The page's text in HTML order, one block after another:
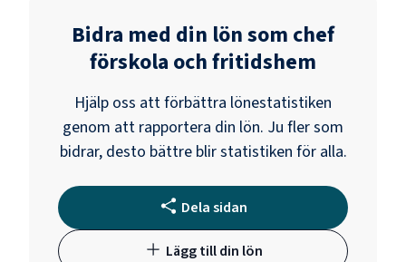
Bidra med din lön som chef
förskola och fritidshem
Hjälp oss att förbättra lönestatistiken
genom att rapportera din lön. Ju fler som
bidrar, desto bättre blir statistiken för alla.
Dela sidan
Lägg till din lön